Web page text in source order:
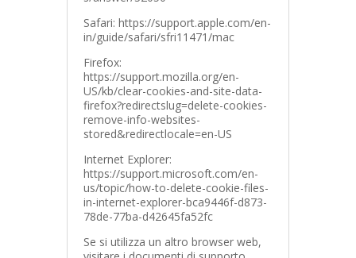
Safari: https://support.apple.com/en-
in/guide/safari/sfri11471/mac
Firefox:
https://support.mozilla.org/en-
US/kb/clear-cookies-and-site-data-
firefox?redirectslug=delete-cookies-
remove-info-websites-
stored&redirectlocale=en-US
Internet Explorer:
https://support.microsoft.com/en-
us/topic/how-to-delete-cookie-files-
in-internet-explorer-bca9446f-d873-
78de-77ba-d42645fa52fc
Se si utilizza un altro browser web,